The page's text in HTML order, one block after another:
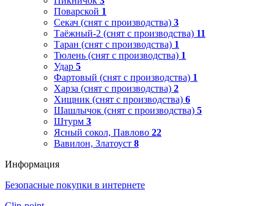
Поварской 1
Секач (снят с производства) 3
Таёжный-2 (снят с производства) 11
Таран (снят с производства) 1
Тюлень (снят с производства) 1
Удар 5
Фартовый (снят с производства) 1
Харза (снят с производства) 2
Хищник (снят с производства) 6
Шашлычок (снят с производства) 5
Штурм 3
Ясный сокол, Павлово 22
Вавилон, Златоуст 8
Информация
Безопасные покупки в интернете